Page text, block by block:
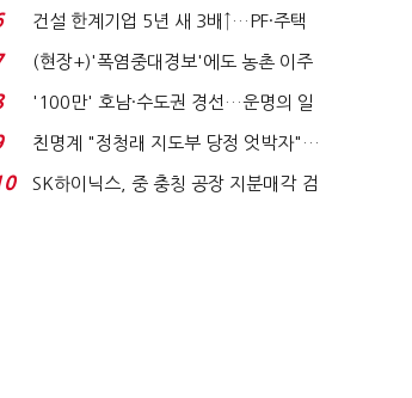
적발…공정위, 과...
건설 한계기업 5년 새 3배↑…PF·주택
침체에 재무 ...
(현장+)'폭염중대경보'에도 농촌 이주
노동자는 강행군…'야...
'100만' 호남·수도권 경선…운명의 일
주일
친명계 "정청래 지도부 당정 엇박자"…
친청계 "신천지 오...
SK하이닉스, 중 충칭 공장 지분매각 검